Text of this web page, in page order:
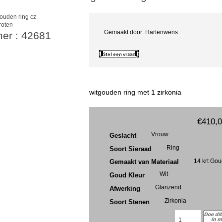
Gemaakt door: Hartenwens
: 42681
witgouden ring met 1 zirkonia
Geslacht Vrouw
Soort Sieraad Ring
Gemaakt van Materiaal 14 krt
Goud Kleur Wit
Afwerking Glanzend
Soort Stenen Zirkonia